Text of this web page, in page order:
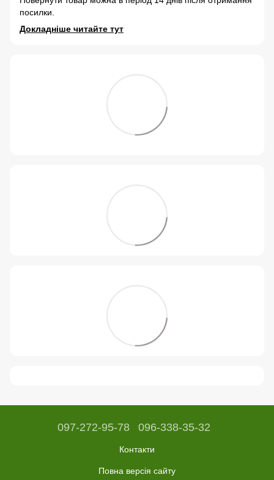
посилки.
Докладніше читайте тут
097-272-95-78 096-338-35-32
Контакти
Повна версія сайту